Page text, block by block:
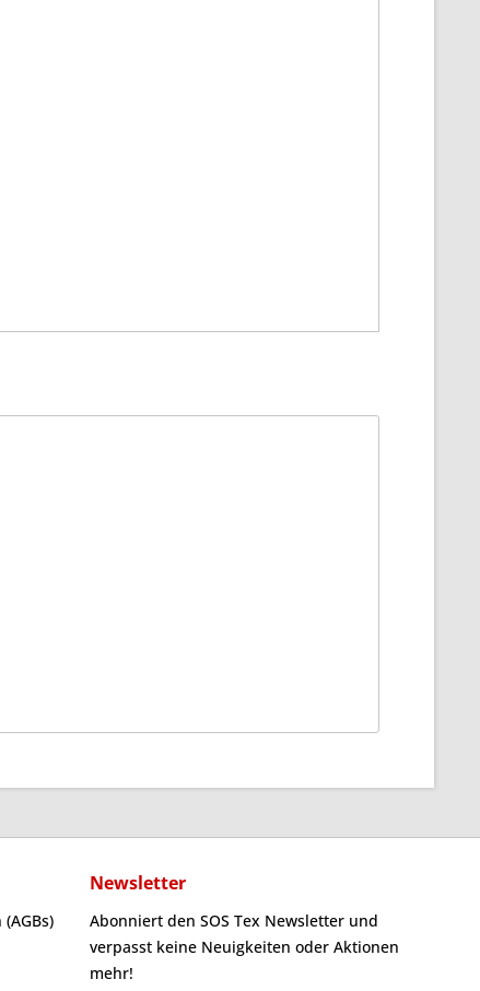
Newsletter
Abonniert den SOS Tex Newsletter und
verpasst keine Neuigkeiten oder Aktionen
mehr!